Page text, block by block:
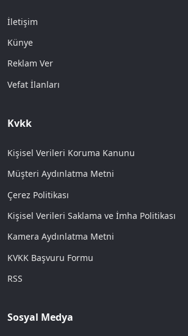
İletişim
Künye
Reklam Ver
Vefat İlanları
Kvkk
Kişisel Verileri Koruma Kanunu
Müşteri Aydınlatma Metni
Çerez Politikası
Kişisel Verileri Saklama ve İmha Politikası
Kamera Aydınlatma Metni
KVKK Başvuru Formu
RSS
Sosyal Medya